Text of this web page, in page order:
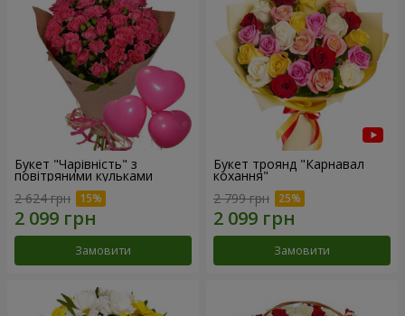
Букет "Чарівність" з
повітряними кульками
2 624 грн
Замовити
Букет троянд "Карнавал
кохання"
2 799 грн
Замовити